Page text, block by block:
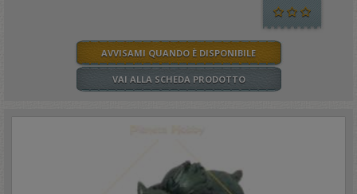
AVVISAMI QUANDO È DISPONIBILE
VAI ALLA SCHEDA PRODOTTO